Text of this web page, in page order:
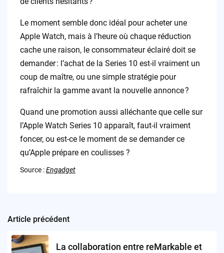
Le moment semble donc idéal pour acheter une
Apple Watch, mais à l’heure où chaque réduction
cache une raison, le consommateur éclairé doit se
demander : l’achat de la Series 10 est-il vraiment un
coup de maître, ou une simple stratégie pour
rafraîchir la gamme avant la nouvelle annonce ?
Quand une promotion aussi alléchante que celle sur
l’Apple Watch Series 10 apparaît, faut-il vraiment
foncer, ou est-ce le moment de se demander ce
qu’Apple prépare en coulisses ?
Source :Engadget
Post
navigation
Article précédent
La collaboration entre reMarkable et